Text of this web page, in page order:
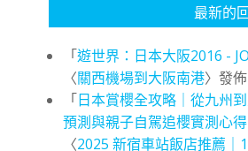
最新的
「遊世界：日本大阪2016 -
〈關西機場到大阪南港〉發
「日本賞櫻全攻略｜從九州
預測與親子自駕追櫻實測心
〈2025 新宿車站飯店推薦｜